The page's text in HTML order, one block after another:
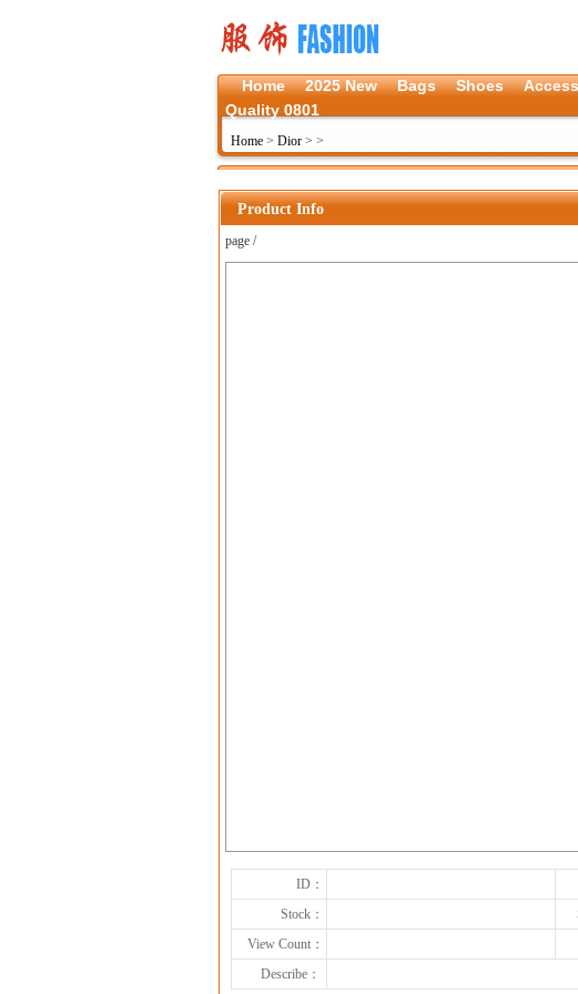
Home 2025 New Bags Shoes
Quality 0801
Home > Dior > >
Product Info
page /
ID：
Stock：
View Count：
Describe：